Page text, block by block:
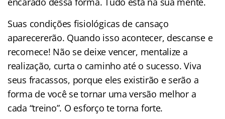
Suas condições fisiológicas de cansaço
aparecererão. Quando isso acontecer, descanse e
recomece! Não se deixe vencer, mentalize a
realização, curta o caminho até o sucesso. Viva
seus fracassos, porque eles existirão e serão a
forma de você se tornar uma versão melhor a
cada “treino”. O esforço te torna forte.